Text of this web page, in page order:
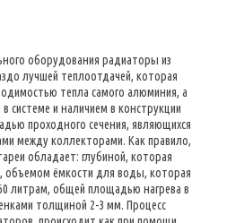
оборудования радиаторы из
лучшей теплоотдачей, которая
тепла самого алюминия, а
системе и наличием в конструкции
проходного сечения, являющихся
между коллекторами. Как правило,
обладает: глубиной, которая
объемом ёмкости для воды, которая
литрам, общей площадью нагрева в
толщиной 2-3 мм. Процесс